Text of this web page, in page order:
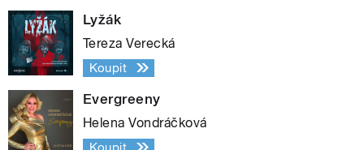
Lyžák
Tereza Verecká
Koupit
Evergreeny
Helena Vondráčková